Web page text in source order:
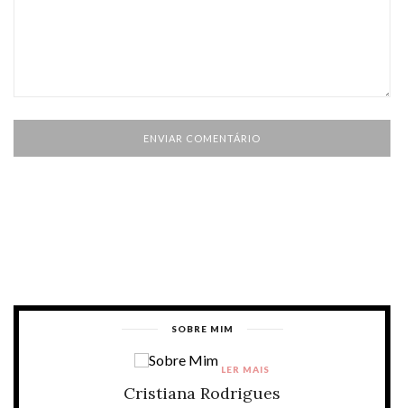
SOBRE MIM
Cristiana Rodrigues
LER MAIS